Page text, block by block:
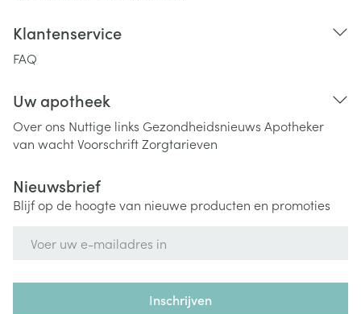
Klantenservice
FAQ
Uw apotheek
Over ons Nuttige links Gezondheidsnieuws Apotheker
van wachtVoorschriftZorgtarieven
Nieuwsbrief
Blijf op de hoogte van nieuwe producten en promoties
Inschrijven